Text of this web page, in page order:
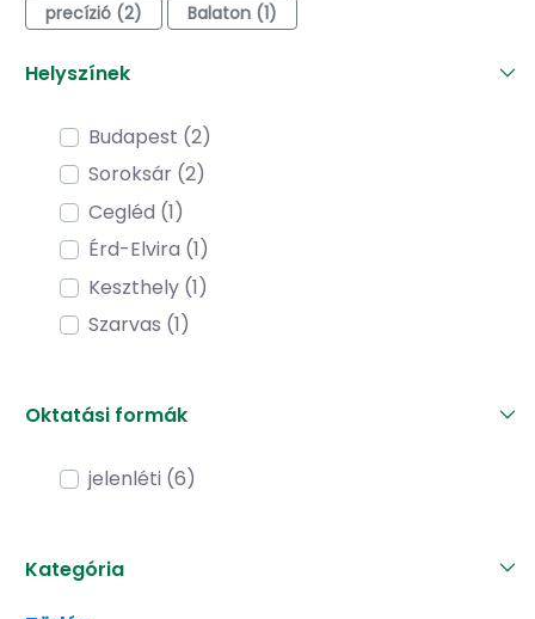
precízió (2)
Balaton (1)
Helyszínek
Budapest (2)
Soroksár (2)
Cegléd (1)
Érd-Elvira (1)
Keszthely (1)
Szarvas (1)
Oktatási formák
jelenléti (6)
Kategória